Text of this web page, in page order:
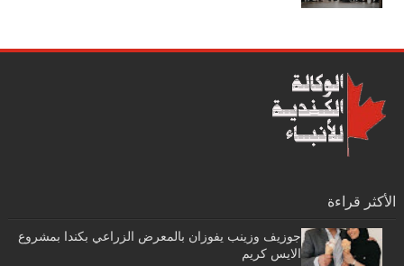
الأكثر قراءة
جوزيف وزينب يفوزان بالمعرض الزراعي بكندا بمشروع
الايس كريم